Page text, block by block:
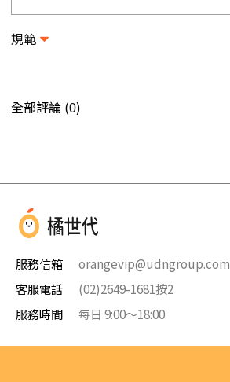
規範
全部評論 (0)
服務信箱
orangevip@udngroup.com
客服電話
(02)2649-1681按2
服務時間
每日 9:00～18:00